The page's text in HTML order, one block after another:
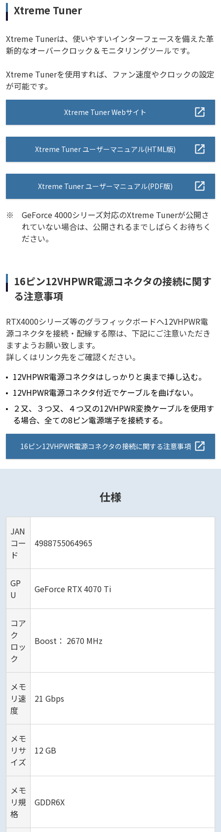
Xtreme Tuner
Xtreme Tunerは、使いやすいインターフェースを備えた革
新的なオーバークロック＆モニタリングツールです。
Xtreme Tunerを使用すれば、ファン速度やクロックの設定
が可能です。
Xtreme Tuner Webサイト
Xtreme Tuner ユーザーマニュアル(HTML版)
Xtreme Tuner ユーザーマニュアル(PDF版)
※
GeForce 4000シリーズ対応のXtreme Tunerが公開さ
れていない場合は、公開されるまでしばらくお待ちく
ださい。
16ピン12VHPWR電源コネクタの接続に関す
る注意事項
RTX4000シリーズ等のグラフィックボードへ12VHPWR電
源コネクタを接続・配線する際は、下記にご注意いただき
ますようお願い致します。
詳しくはリンク先をご確認ください。
12VHPWR電源コネクタはしっかりと奥まで挿し込む。
12VHPWR電源コネクタ付近でケーブルを曲げない。
２又、３つ又、４つ又の12VHPWR変換ケーブルを使用す
る場合、全ての8ピン電源端子を接続する。
16ピン12VHPWR電源コネクタの接続に関する注意事項
仕様
JAN
コー
ド
4988755064965
GP
U
GeForce RTX 4070 Ti
コア
ク
ロッ
ク
Boost： 2670 MHz
メモ
リ速
度
21 Gbps
メモ
リサ
イズ
12 GB
メモ
リ規
格
GDDR6X